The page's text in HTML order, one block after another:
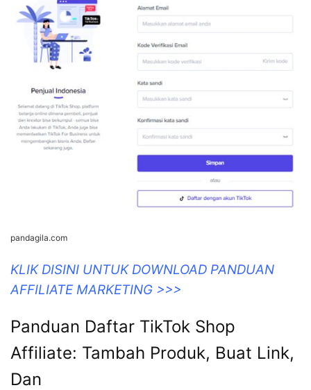
pandagila.com
KLIK DISINI UNTUK DOWNLOAD PANDUAN
AFFILIATE MARKETING >>>
Panduan Daftar TikTok Shop
Affiliate: Tambah Produk, Buat Link,
Dan